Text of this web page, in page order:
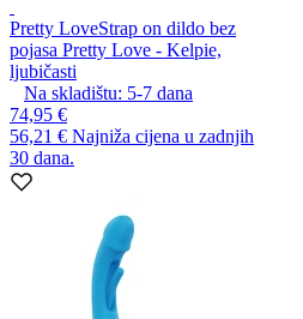
Pretty LoveStrap on dildo bez
pojasa Pretty Love - Kelpie,
ljubičasti
Na skladištu: 5-7 dana
74,95 €
56,21 € Najniža cijena u zadnjih
30 dana.